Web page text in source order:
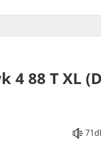
4 88 T XL